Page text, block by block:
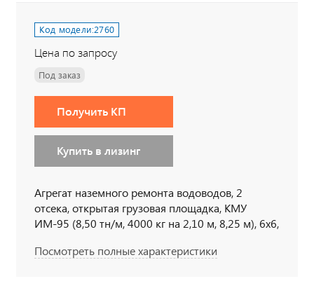
Код модели:2760
Цена по запросу
Под заказ
Получить КП
Купить в лизинг
Агрегат наземного ремонта водоводов, 2
отсека, открытая грузовая площадка, КМУ
ИМ-95 (8,50 тн/м, 4000 кг на 2,10 м, 8,25 м), 6х6,
Посмотреть полные характеристики